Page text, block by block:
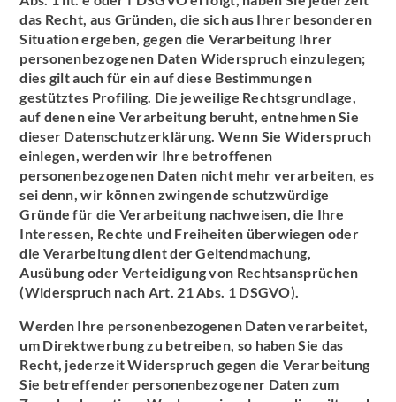
das Recht, aus Gründen, die sich aus Ihrer besonderen
Situation ergeben, gegen die Verarbeitung Ihrer
personenbezogenen Daten Widerspruch einzulegen;
dies gilt auch für ein auf diese Bestimmungen
gestütztes Profiling. Die jeweilige Rechtsgrundlage,
auf denen eine Verarbeitung beruht, entnehmen Sie
dieser Datenschutzerklärung. Wenn Sie Widerspruch
einlegen, werden wir Ihre betroffenen
personenbezogenen Daten nicht mehr verarbeiten, es
sei denn, wir können zwingende schutzwürdige
Gründe für die Verarbeitung nachweisen, die Ihre
Interessen, Rechte und Freiheiten überwiegen oder
die Verarbeitung dient der Geltendmachung,
Ausübung oder Verteidigung von Rechtsansprüchen
(Widerspruch nach Art. 21 Abs. 1 DSGVO).
Werden Ihre personenbezogenen Daten verarbeitet,
um Direktwerbung zu betreiben, so haben Sie das
Recht, jederzeit Widerspruch gegen die Verarbeitung
Sie betreffender personenbezogener Daten zum